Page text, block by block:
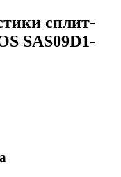
сплит-
SAS09D1-